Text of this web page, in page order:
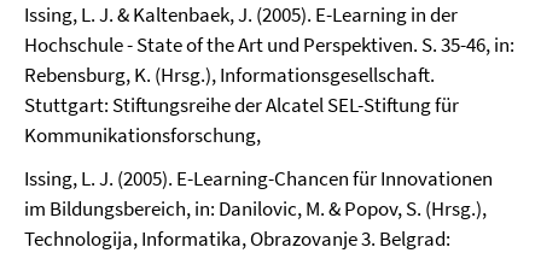
Issing, L. J. & Kaltenbaek, J. (2005). E-Learning in der
Hochschule - State of the Art und Perspektiven. S. 35-46, in:
Rebensburg, K. (Hrsg.), Informationsgesellschaft.
Stuttgart: Stiftungsreihe der Alcatel SEL-Stiftung für
Kommunikationsforschung,
Issing, L. J. (2005). E-Learning-Chancen für Innovationen
im Bildungsbereich, in: Danilovic, M. & Popov, S. (Hrsg.),
Technologija, Informatika, Obrazovanje 3. Belgrad: